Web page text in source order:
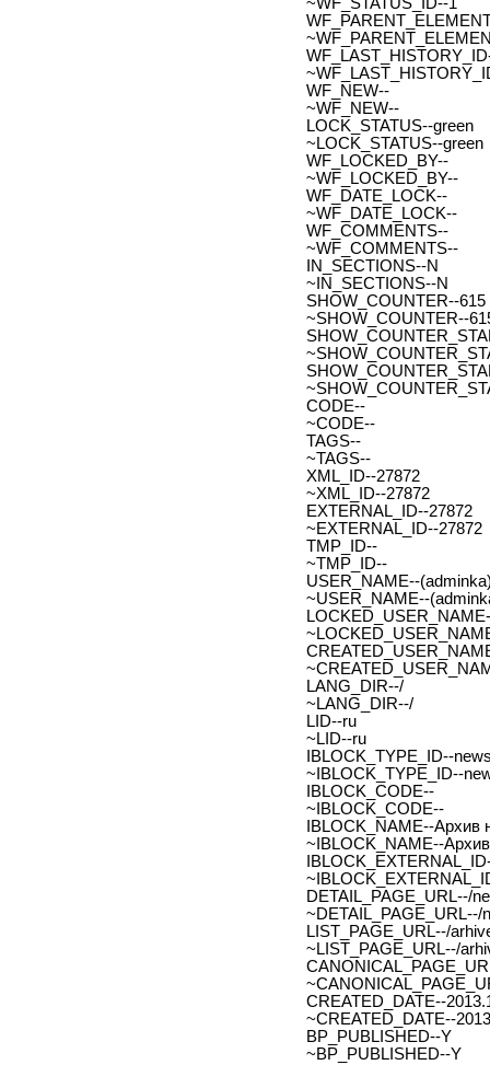
~WF_STATUS_ID--1
WF_NEW--
~WF_NEW--
LOCK_STATUS--green
~LOCK_STATUS--green
WF_LOCKED_BY--
~WF_LOCKED_BY--
WF_DATE_LOCK--
~WF_DATE_LOCK--
WF_COMMENTS--
~WF_COMMENTS--
IN_SECTIONS--N
~IN_SECTIONS--N
SHOW_COUNTER--615
~SHOW_COUNTER--
CODE--
~CODE--
TAGS--
~TAGS--
XML_ID--27872
~XML_ID--27872
EXTERNAL_ID--27872
~EXTERNAL_ID--27872
TMP_ID--
~TMP_ID--
USER_NAME--
~USER_NAME--
LANG_DIR--/
~LANG_DIR--/
LID--ru
~LID--ru
IBLOCK_TYPE_ID--
~IBLOCK_TYPE_ID--
IBLOCK_CODE--
~IBLOCK_CODE--
IBLOCK_NAME--Архив
~IBLOCK_NAME--
DETAIL_PAGE_URL--/
~DETAIL_PAGE_URL--/
LIST_PAGE_URL--/
~LIST_PAGE_URL--/
CREATED_DATE--
~CREATED_DATE--
BP_PUBLISHED--Y
~BP_PUBLISHED--Y